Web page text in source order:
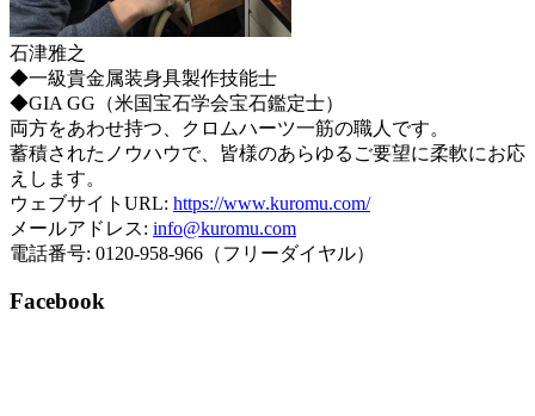
石津雅之
◆一級貴金属装身具製作技能士
◆GIA GG（米国宝石学会宝石鑑定士）
両方をあわせ持つ、クロムハーツ一筋の職人です。
蓄積されたノウハウで、皆様のあらゆるご要望に柔軟にお応
えします。
ウェブサイトURL: https://www.kuromu.com/
メールアドレス: info@kuromu.com
電話番号: 0120-958-966（フリーダイヤル）
Facebook